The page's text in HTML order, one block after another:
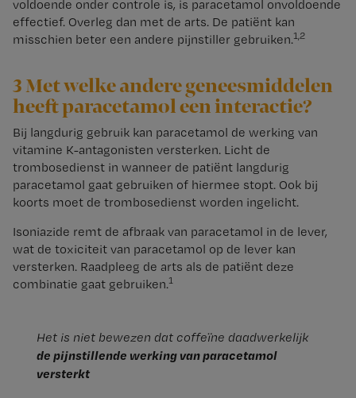
voldoende onder controle is, is paracetamol onvoldoende
effectief. Overleg dan met de arts. De patiënt kan
misschien beter een andere pijnstiller gebruiken.1,2
3 Met welke andere geneesmiddelen
heeft paracetamol een interactie?
Bij langdurig gebruik kan paracetamol de werking van
vitamine K-antagonisten versterken. Licht de
trombosedienst in wanneer de patiënt langdurig
paracetamol gaat gebruiken of hiermee stopt. Ook bij
koorts moet de trombosedienst worden ingelicht.
Isoniazide remt de afbraak van paracetamol in de lever,
wat de toxiciteit van paracetamol op de lever kan
versterken. Raadpleeg de arts als de patiënt deze
combinatie gaat gebruiken.1
Het is niet bewezen dat coffeïne daadwerkelijk
de pijnstillende werking van paracetamol
versterkt